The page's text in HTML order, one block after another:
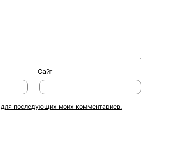
Сайт
последующих моих комментариев.